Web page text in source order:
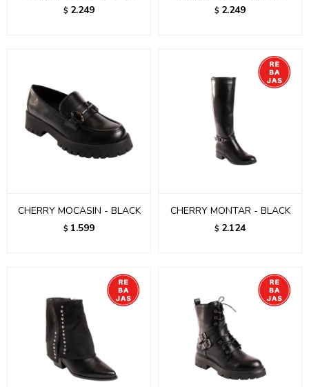
$ 2.249 $ 2.249
CHERRY MOCASIN - BLACK
$ 1.599
CHERRY MONTAR - BLACK
$ 2.124